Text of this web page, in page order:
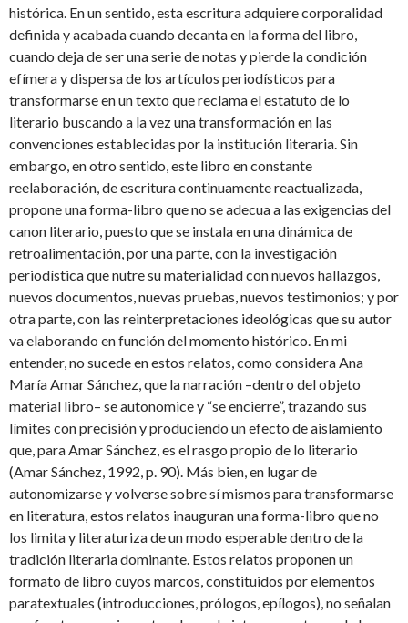
histórica. En un sentido, esta escritura adquiere corporalidad
definida y acabada cuando decanta en la forma del libro,
cuando deja de ser una serie de notas y pierde la condición
efímera y dispersa de los artículos periodísticos para
transformarse en un texto que reclama el estatuto de lo
literario buscando a la vez una transformación en las
convenciones establecidas por la institución literaria. Sin
embargo, en otro sentido, este libro en constante
reelaboración, de escritura continuamente reactualizada,
propone una forma-libro que no se adecua a las exigencias del
canon literario, puesto que se instala en una dinámica de
retroalimentación, por una parte, con la investigación
periodística que nutre su materialidad con nuevos hallazgos,
nuevos documentos, nuevas pruebas, nuevos testimonios; y por
otra parte, con las reinterpretaciones ideológicas que su autor
va elaborando en función del momento histórico. En mi
entender, no sucede en estos relatos, como considera Ana
María Amar Sánchez, que la narración –dentro del objeto
material libro– se autonomice y “se encierre”, trazando sus
límites con precisión y produciendo un efecto de aislamiento
que, para Amar Sánchez, es el rasgo propio de lo literario
(Amar Sánchez, 1992, p. 90). Más bien, en lugar de
autonomizarse y volverse sobre sí mismos para transformarse
en literatura, estos relatos inauguran una forma-libro que no
los limita y literaturiza de un modo esperable dentro de la
tradición literaria dominante. Estos relatos proponen un
formato de libro cuyos marcos, constituidos por elementos
paratextuales (introducciones, prólogos, epílogos), no señalan